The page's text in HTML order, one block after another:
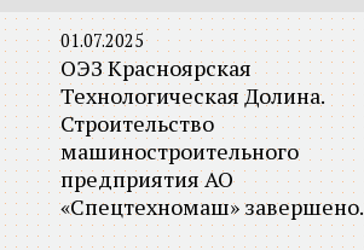
01.07.2025
ОЭЗ Красноярская
Технологическая Долина.
Строительство
машиностроительного
предприятия АО
«Спецтехномаш» завершено.